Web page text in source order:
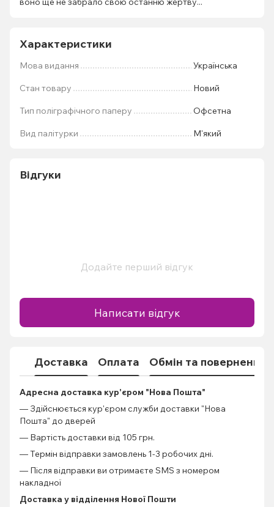
Характеристики
Мова видання Українська
Стан товару Новий
Тип поліграфічного паперу Офсетна
Вид палітурки М'який
Відгуки
Додайте перший відгук
Написати відгук
Доставка Оплата Обмін та повернення
Адресна доставка кур'єром "Нова Пошта"
— Здійснюється кур'єром служби доставки "Нова
Пошта" до дверей
— Вартість доставки від 105 грн.
— Термін відправки замовлень 1-3 робочих дні.
— Після відправки ви отримаєте SMS з номером
накладної
Доставка у відділення Нової Пошти